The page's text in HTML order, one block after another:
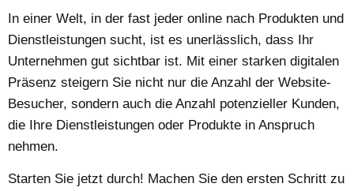
In einer Welt, in der fast jeder online nach Produkten und
Dienstleistungen sucht, ist es unerlässlich, dass Ihr
Unternehmen gut sichtbar ist. Mit einer starken digitalen
Präsenz steigern Sie nicht nur die Anzahl der Website-
Besucher, sondern auch die Anzahl potenzieller Kunden,
die Ihre Dienstleistungen oder Produkte in Anspruch
nehmen.
Starten Sie jetzt durch! Machen Sie den ersten Schritt zu